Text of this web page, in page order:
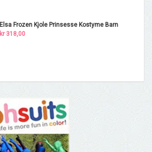
Elsa Frozen Kjole Prinsesse Kostyme Barn
kr 318,00